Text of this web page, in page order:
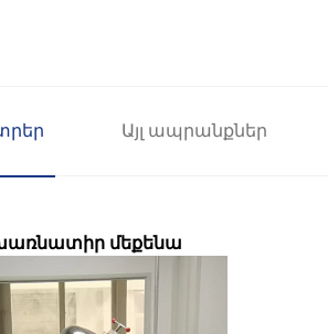
Այլ ապրանքներ
մեքենա